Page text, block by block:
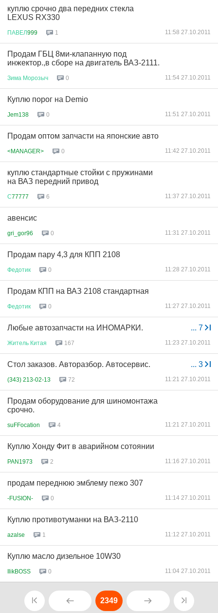
куплю срочно два передних стекла
LEXUS RX330
ПАВЕЛ999 1 11:58 27.10.2011
Продам ГБЦ 8ми-клапанную под
инжектор.,в сборе на двигатель ВАЗ-2111.
Зима Морозыч 0 11:54 27.10.2011
Куплю порог на Demio
Jem138 0 11:51 27.10.2011
Продам оптом запчасти на японские авто
<MANAGER> 0 11:42 27.10.2011
куплю стандартные стойки с пружинами
на ВАЗ передний привод
С77777 6 11:37 27.10.2011
авенсис
gri_gor96 0 11:31 27.10.2011
Продам пару 4,3 для КПП 2108
Федотик 0 11:28 27.10.2011
Продам КПП на ВАЗ 2108 стандартная
Федотик 0 11:27 27.10.2011
... 7
Любые автозапчасти на ИНОМАРКИ.
Житель Китая 167 11:23 27.10.2011
... 3
Стол заказов. Авторазбор. Автосервис.
(343) 213-02-13 72 11:21 27.10.2011
Продам оборудование для шиномонтажа
срочно.
suFFocation 4 11:21 27.10.2011
Куплю Хонду Фит в аварийном сотоянии
PAN1973 2 11:16 27.10.2011
продам переднюю эмблему пежо 307
-FUSION- 0 11:14 27.10.2011
Куплю противотуманки на ВАЗ-2110
azalse 1 11:12 27.10.2011
Куплю масло дизельное 10W30
IlikBOSS 0 11:04 27.10.2011
2349